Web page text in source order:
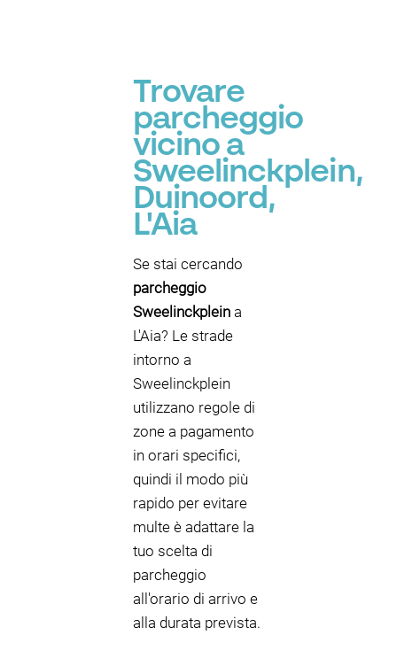
Trovare
parcheggio
vicino a
Sweelinckplein,
Duinoord,
L'Aia
Se stai cercando
parcheggio
Sweelinckplein a
L'Aia? Le strade
intorno a
Sweelinckplein
utilizzano regole di
zone a pagamento
in orari specifici,
quindi il modo più
rapido per evitare
multe è adattare la
tuo scelta di
parcheggio
all'orario di arrivo e
alla durata prevista.